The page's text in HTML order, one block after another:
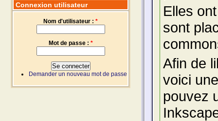
Elles
sont
Afin de
voici
pouvez
Connexion utilisateur
Nom d'utilisateur : *
Mot de passe : *
Demander un nouveau mot de passe